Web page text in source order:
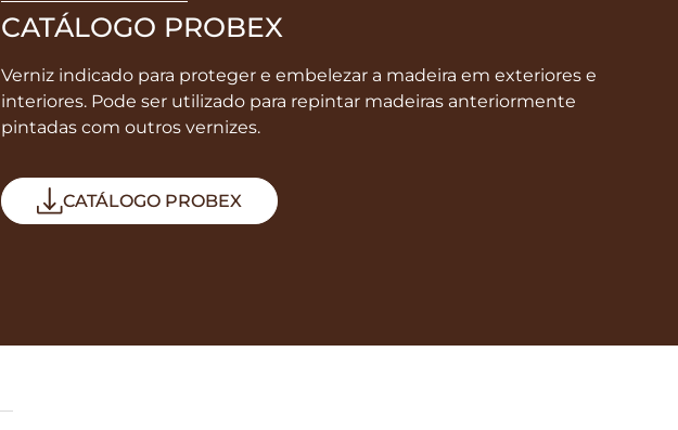
CATÁLOGO PROBEX
Verniz indicado para proteger e embelezar a madeira em exteriores e
interiores. Pode ser utilizado para repintar madeiras anteriormente
pintadas com outros vernizes.
CATÁLOGO PROBEX